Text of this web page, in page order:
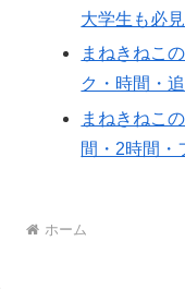
大学生も必見
まねきねこ
ク・時間・
まねきねこ
間・2時間・
ホーム